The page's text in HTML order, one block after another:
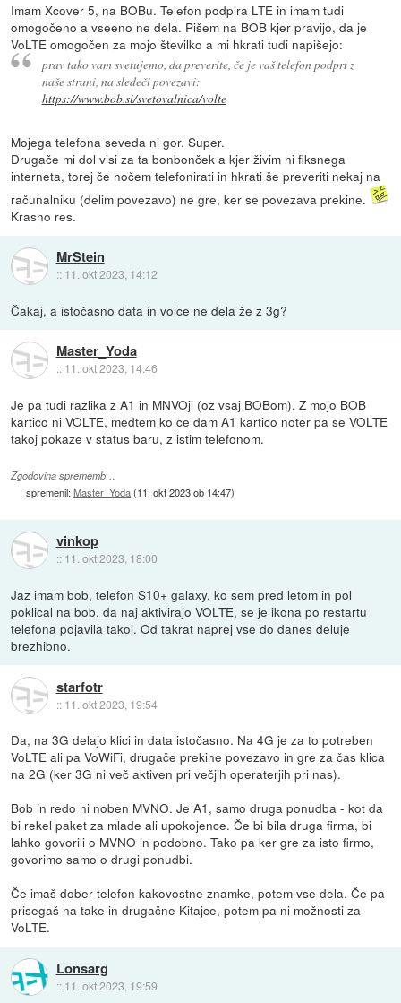
Imam Xcover 5, na BOBu. Telefon podpira LTE in imam tudi
omogočeno a vseeno ne dela. Pišem na BOB kjer pravijo, da je
VoLTE omogočen za mojo številko a mi hkrati tudi napišejo:
prav tako vam svetujemo, da preverite, če je vaš telefon podprt z
naše strani, na sledeči povezavi:
https://www.bob.si/svetovalnica/volte
Mojega telefona seveda ni gor. Super.
Drugače mi dol visi za ta bonbonček a kjer živim ni fiksnega
interneta, torej če hočem telefonirati in hkrati še preveriti nekaj na
računalniku (delim povezavo) ne gre, ker se povezava prekine.
Krasno res.
MrStein
:: 11. okt 2023, 14:12
Čakaj, a istočasno data in voice ne dela že z 3g?
Master_Yoda
:: 11. okt 2023, 14:46
Je pa tudi razlika z A1 in MNVOji (oz vsaj BOBom). Z mojo BOB
kartico ni VOLTE, medtem ko ce dam A1 kartico noter pa se VOLTE
takoj pokaze v status baru, z istim telefonom.
Zgodovina sprememb…
spremenil:Master_Yoda(11. okt 2023 ob 14:47)
vinkop
:: 11. okt 2023, 18:00
Jaz imam bob, telefon S10+ galaxy, ko sem pred letom in pol
poklical na bob, da naj aktivirajo VOLTE, se je ikona po restartu
telefona pojavila takoj. Od takrat naprej vse do danes deluje
brezhibno.
starfotr
:: 11. okt 2023, 19:54
Da, na 3G delajo klici in data istočasno. Na 4G je za to potreben
VoLTE ali pa VoWiFi, drugače prekine povezavo in gre za čas klica
na 2G (ker 3G ni več aktiven pri večjih operaterjih pri nas).
Bob in redo ni noben MVNO. Je A1, samo druga ponudba - kot da
bi rekel paket za mlade ali upokojence. Če bi bila druga firma, bi
lahko govorili o MVNO in podobno. Tako pa ker gre za isto firmo,
govorimo samo o drugi ponudbi.
Če imaš dober telefon kakovostne znamke, potem vse dela. Če pa
prisegaš na take in drugačne Kitajce, potem pa ni možnosti za
VoLTE.
Lonsarg
:: 11. okt 2023, 19:59